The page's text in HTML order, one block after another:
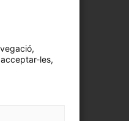
les,